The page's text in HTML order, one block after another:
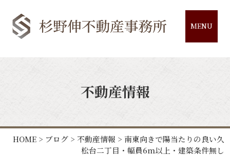
MENU
不動産情報
HOME> ブログ> 不動産情報 > 南東向きで陽当たりの良い久
松台二丁目・幅員6m以上・建築条件無し